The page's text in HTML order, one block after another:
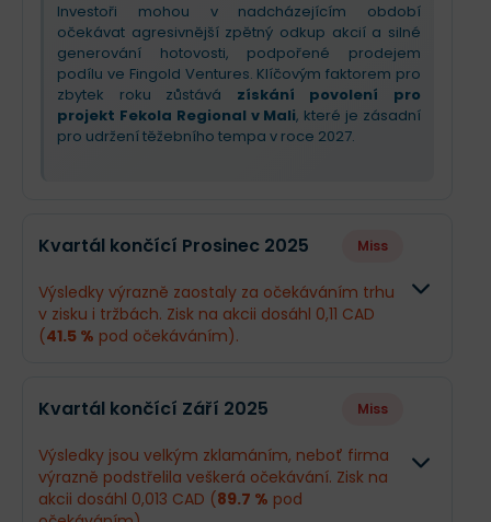
Investoři mohou v nadcházejícím období
očekávat agresivnější zpětný odkup akcií a silné
generování hotovosti, podpořené prodejem
podílu ve Fingold Ventures. Klíčovým faktorem pro
zbytek roku zůstává získání povolení pro
projekt Fekola Regional v Mali, které je zásadní
pro udržení těžebního tempa v roce 2027.
Kvartál končící Prosinec 2025 Miss
Výsledky výrazně zaostaly za očekáváním trhu
v zisku i tržbách. Zisk na akcii dosáhl 0,11 CAD
(41.5 % pod očekáváním).
Příjmy 386,6 mil. CAD
Kvartál končící Září 2025 Miss
Výsledky jsou velkým zklamáním, neboť firma
výrazně podstřelila veškerá očekávání. Zisk na
akcii dosáhl 0,013 CAD (89.7 % pod